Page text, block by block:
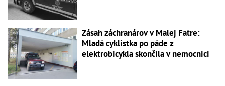
Zásah záchranárov v Malej Fatre:
Mladá cyklistka po páde z
elektrobicykla skončila v nemocnici